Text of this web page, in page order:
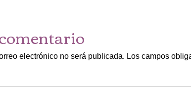
electrónico no será publicada. Los campos